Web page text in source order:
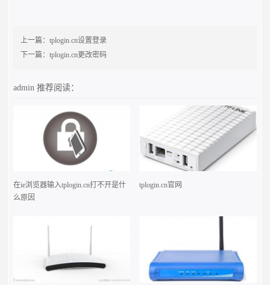
上一篇：tplogin.cn设置登录
下一篇：tplogin.cn更改密码
admin推荐阅读：
在ie浏览器输入tplogin.cn打不开是什
么原因
tplogin.cn官网